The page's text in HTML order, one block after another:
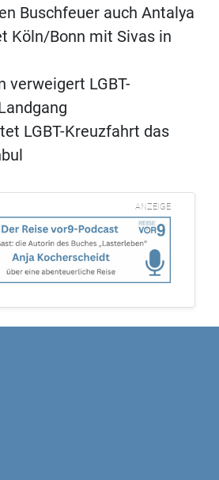
Buschfeuer auch Antalya
Köln/Bonn mit Sivas in
verweigert LGBT-
LGBT-Kreuzfahrt das
ANZEIGE